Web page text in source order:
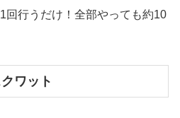
回行うだけ！全部やっても約10
ワット